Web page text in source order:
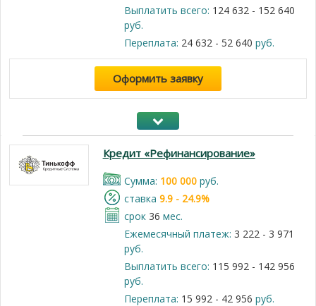
Выплатить всего: 124 632 - 152 640
руб.
Переплата: 24 632 - 52 640 руб.
Оформить заявку
Кредит «Рефинансирование»
Cумма: 100 000руб.
cтавка 9.9 - 24.9%
срок 36 мес.
Ежемесячный платеж: 3 222 - 3 971
руб.
Выплатить всего: 115 992 - 142 956
руб.
Переплата: 15 992 - 42 956 руб.